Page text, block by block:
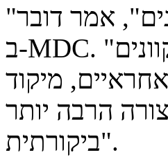
"הסביבה הרגולטורית מדביקה את התנהגות הצרכנים", אמר דובר
ב-MDC. "יש דאגה גוברת לגבי האופן שבו הימורים מקוונים
מיקוד
הרבה יותר
ביקורתית".